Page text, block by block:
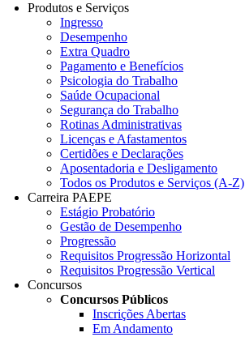
Produtos e Serviços
Ingresso
Desempenho
Extra Quadro
Pagamento e Benefícios
Psicologia do Trabalho
Saúde Ocupacional
Segurança do Trabalho
Rotinas Administrativas
Licenças e Afastamentos
Certidões e Declarações
Aposentadoria e Desligamento
Todos os Produtos e Serviços (A-Z)
Carreira PAEPE
Estágio Probatório
Gestão de Desempenho
Progressão
Requisitos Progressão Horizontal
Requisitos Progressão Vertical
Concursos
Concursos Públicos
Inscrições Abertas
Em Andamento